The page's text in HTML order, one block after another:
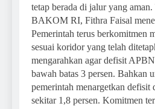
tetap berada di jalur yang
BAKOM RI, Fithra Faisal
Pemerintah terus berkomitmen
sesuai koridor yang telah
mengarahkan agar defisit
bawah batas 3 persen. Bahkan
pemerintah menargetkan defisit
sekitar 1,8 persen. Komitmen